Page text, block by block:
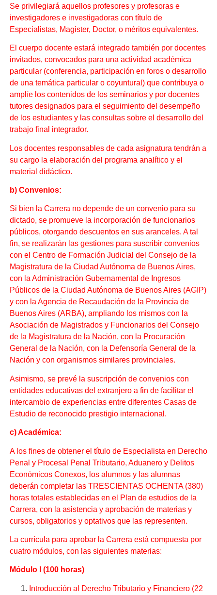
Se privilegiará aquellos profesores y profesoras e
investigadores e investigadoras con título de
Especialistas, Magister, Doctor, o méritos equivalentes.
El cuerpo docente estará integrado también por docentes
invitados, convocados para una actividad académica
particular (conferencia, participación en foros o desarrollo
de una temática particular o coyuntural) que contribuya o
amplíe los contenidos de los seminarios y por docentes
tutores designados para el seguimiento del desempeño
de los estudiantes y las consultas sobre el desarrollo del
trabajo final integrador.
Los docentes responsables de cada asignatura tendrán a
su cargo la elaboración del programa analítico y el
material didáctico.
b) Convenios:
Si bien la Carrera no depende de un convenio para su
dictado, se promueve la incorporación de funcionarios
públicos, otorgando descuentos en sus aranceles. A tal
fin, se realizarán las gestiones para suscribir convenios
con el Centro de Formación Judicial del Consejo de la
Magistratura de la Ciudad Autónoma de Buenos Aires,
con la Administración Gubernamental de Ingresos
Públicos de la Ciudad Autónoma de Buenos Aires (AGIP)
y con la Agencia de Recaudación de la Provincia de
Buenos Aires (ARBA), ampliando los mismos con la
Asociación de Magistrados y Funcionarios del Consejo
de la Magistratura de la Nación, con la Procuración
General de la Nación, con la Defensoría General de la
Nación y con organismos similares provinciales.
Asimismo, se prevé la suscripción de convenios con
entidades educativas del extranjero a fin de facilitar el
intercambio de experiencias entre diferentes Casas de
Estudio de reconocido prestigio internacional.
c) Académica:
A los fines de obtener el título de Especialista en Derecho
Penal y Procesal Penal Tributario, Aduanero y Delitos
Económicos Conexos, los alumnos y las alumnas
deberán completar las TRESCIENTAS OCHENTA (380)
horas totales establecidas en el Plan de estudios de la
Carrera, con la asistencia y aprobación de materias y
cursos, obligatorios y optativos que las representen.
La currícula para aprobar la Carrera está compuesta por
cuatro módulos, con las siguientes materias:
Módulo I (100 horas)
Introducción al Derecho Tributario y Financiero (22